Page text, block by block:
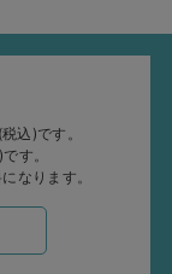
込)です。
す。
なります。